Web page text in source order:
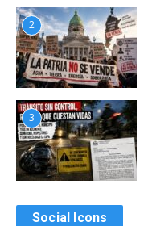
2
3
Social Icons